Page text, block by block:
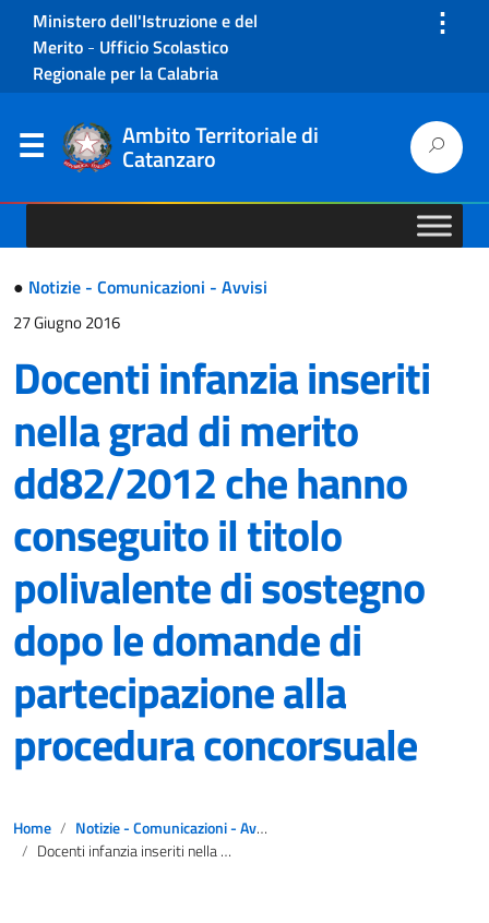
Ministero dell'Istruzione e del
Merito - Ufficio Scolastico
Regionale per la Calabria
⋮
Ambito Territoriale di
Catanzaro
● Notizie - Comunicazioni - Avvisi
27 Giugno 2016
Docenti infanzia inseriti
nella grad di merito
dd82/2012 che hanno
conseguito il titolo
polivalente di sostegno
dopo le domande di
partecipazione alla
procedura concorsuale
Home
Notizie - Comunicazioni - Avvisi
Docenti infanzia inseriti nella grad di merito dd82/2012 che hanno conseguito il titolo polivalente di sostegno dopo le domande di partecipazione alla procedura concorsuale